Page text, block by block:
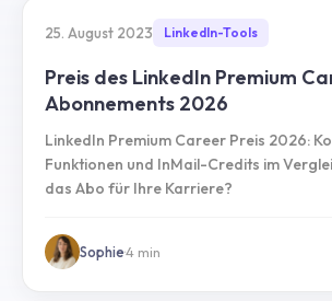
25. August 2023 LinkedIn-Tools
Preis des LinkedIn Premium
Abonnements 2026
LinkedIn Premium Career Preis 2026:
Funktionen und InMail-Credits im
das Abo für Ihre Karriere?
Sophie·4 min